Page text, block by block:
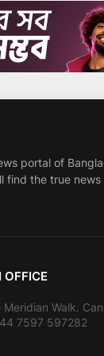
portal of
find the true
OFFICE
Meridian Walk.
7597 597282